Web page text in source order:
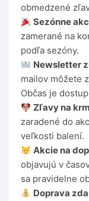
obmedzené
Sezónne
zamerané na
podľa sezóny.
Newsletter
mailov môžete
Občas je
Zľavy na
zaradené do
veľkosti balení.
Akcie na
objavujú v
sa pravidelne
Doprava